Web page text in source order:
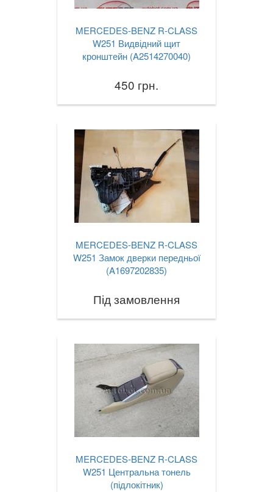
MERCEDES-BENZ R-CLASS
W251 Видвідний щит
кронштейн (A2514270040)
450 грн.
MERCEDES-BENZ R-CLASS
W251 Замок дверки передньої
(A1697202835)
Під замовлення
MERCEDES-BENZ R-CLASS
W251 Центральна тонель
(підлокітник)